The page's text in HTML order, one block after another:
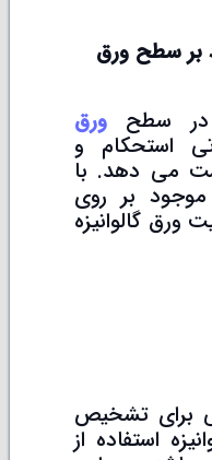
سطح ورق
سطح ورق
استحکام و
می دهد. با
بر روی
گالوانیزه
برای تشخیص
استفاده از